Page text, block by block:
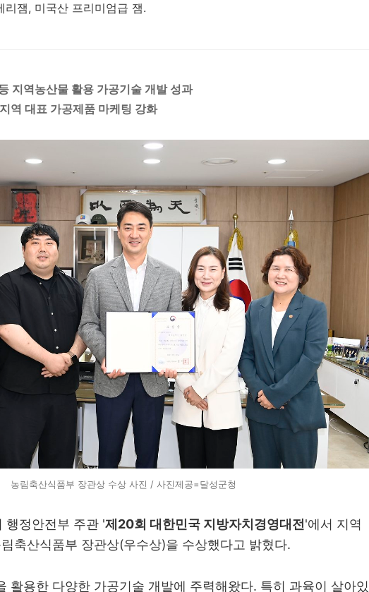
리잼, 미국산 프리미엄급 잼.
지역농산물 활용 가공기술 개발 성과
역 대표 가공제품 마케팅 강화
농림축산식품부 장관상 수상 사진 / 사진제공=달성군청
행정안전부 주관 '제20회 대한민국 지방자치경영대전 '에서 지역
축산식품부 장관상(우수상)을 수상했다고 밝혔다.
활용한 다양한 가공기술 개발에 주력해왔다. 특히 과육이 살아있